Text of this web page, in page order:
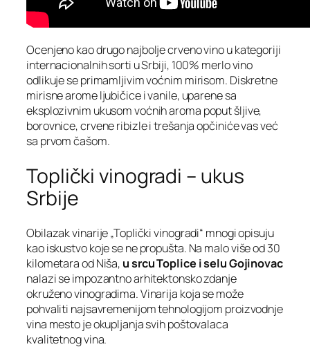
Ocenjeno kao drugo najbolje crveno vino u kategoriji
internacionalnih sorti u Srbiji, 100% merlo vino
odlikuje se primamljivim voćnim mirisom. Diskretne
mirisne arome ljubičice i vanile, uparene sa
eksplozivnim ukusom voćnih aroma poput šljive,
borovnice, crvene ribizle i trešanja opčiniće vas već
sa prvom čašom.
Toplički vinogradi – ukus
Srbije
Obilazak vinarije „Toplički vinogradi“ mnogi opisuju
kao iskustvo koje se ne propušta. Na malo više od 30
kilometara od Niša, u srcu Toplice i selu Gojinovac
nalazi se impozantno arhitektonsko zdanje
okruženo vinogradima. Vinarija koja se može
pohvaliti najsavremenijom tehnologijom proizvodnje
vina mesto je okupljanja svih poštovalaca
kvalitetnog vina.